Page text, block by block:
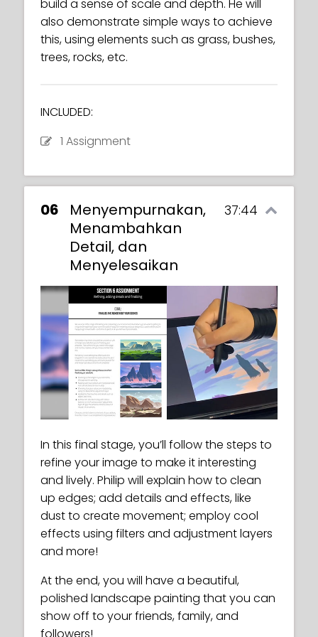
INCLUDED:
1 Assignment
tools and also how to work with detail to
make some elements appear farther
away or closer in the foreground.
build a sense of scale and depth. He will
also demonstrate simple ways to achieve
this, using elements such as grass, bushes,
trees, rocks, etc.
INCLUDED:
1 Assignment
06
Menyempurnakan,
Menambahkan
Detail, dan
Menyelesaikan
37:44
In this final stage, you’ll follow the steps to
refine your image to make it interesting
and lively. Philip will explain how to clean
up edges; add details and effects, like
dust to create movement; employ cool
effects using filters and adjustment layers
and more!
At the end, you will have a beautiful,
polished landscape painting that you can
show off to your friends, family, and